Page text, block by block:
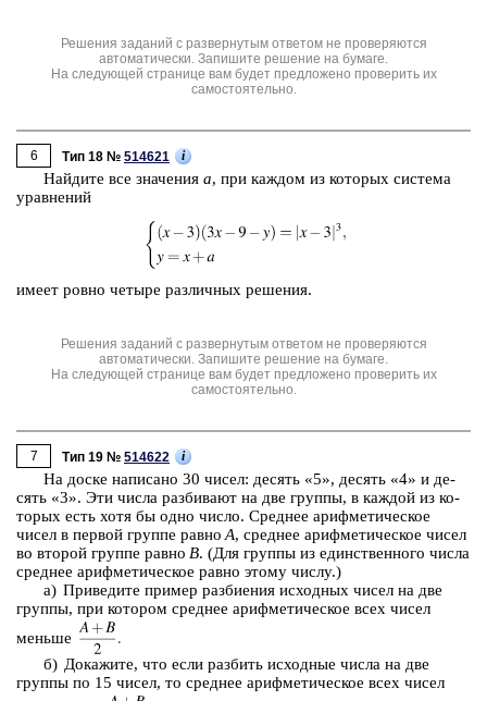
Решения заданий с развернутым ответом не проверяются
автоматически. Запишите решение на бумаге.
На следующей странице вам будет предложено проверить их
самостоятельно.
6 Тип 18 № 514621 i
Най­ди­те все зна­че­ния а, при каж­дом из ко­то­рых си­сте­ма
урав­не­ний
имеет ровно че­ты­ре раз­лич­ных ре­ше­ния.
Решения заданий с развернутым ответом не проверяются
автоматически. Запишите решение на бумаге.
На следующей странице вам будет предложено проверить их
самостоятельно.
7 Тип 19 № 514622 i
На доске на­пи­са­но 30 чисел: де­сять «5», де­сять «4» и де­
сять «3». Эти числа раз­би­ва­ют на две груп­пы, в каж­дой из ко­
то­рых есть хотя бы одно число. Сред­нее ариф­ме­ти­че­ское
чисел в пер­вой груп­пе равноА, сред­нее ариф­ме­ти­че­ское чисел
во вто­рой груп­пе равно В. (Для груп­пы из един­ствен­но­го числа
сред­нее ариф­ме­ти­че­ское равно этому числу.)
а) При­ве­ди­те при­мер раз­би­е­ния ис­ход­ных чисел на две
груп­пы, при ко­то­ром сред­нее ариф­ме­ти­че­ское всех чисел
мень­ше
б) До­ка­жи­те, что если раз­бить ис­ход­ные числа на две
груп­пы по 15 чисел, то сред­нее ариф­ме­ти­че­ское всех чисел